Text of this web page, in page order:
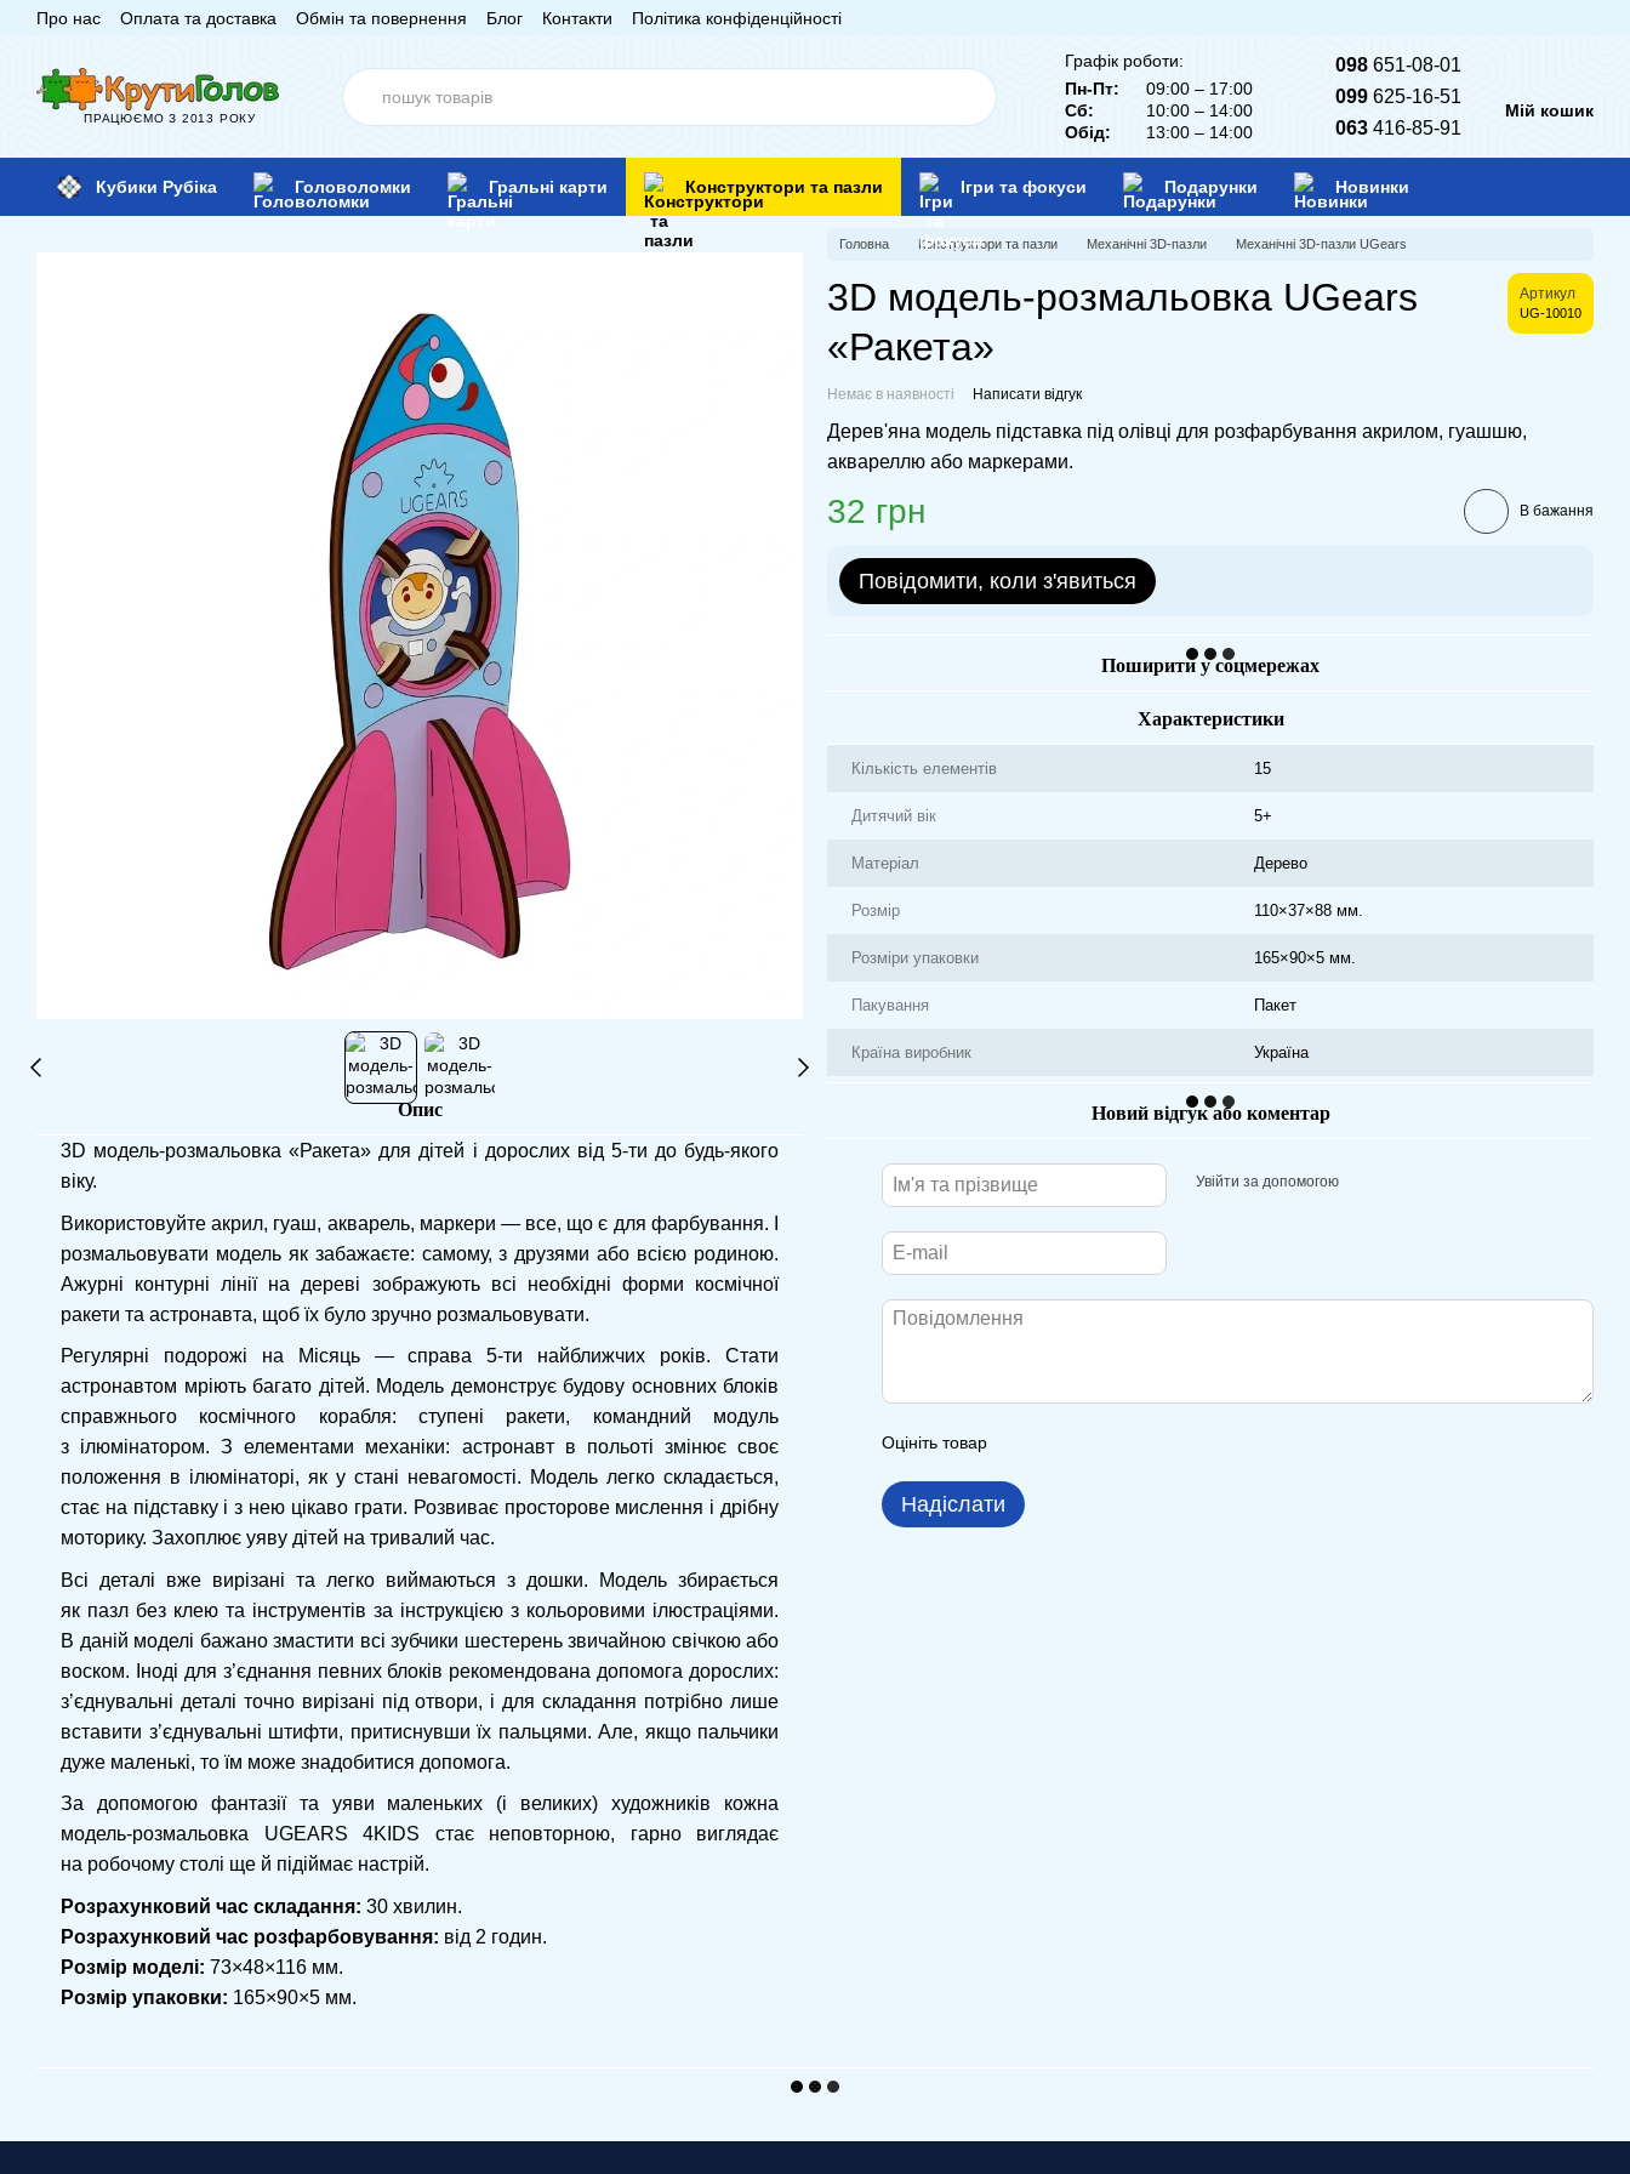
Перейти до основного контенту
Про нас Оплата та доставка Обмін та повернення Блог Контакти Політика конфіденційності
ПРАЦЮЄМО З 2013 РОКУ
Графік роботи:
Пн-Пт:
09:00 – 17:00
Сб:
10:00 – 14:00
Обід:
13:00 – 14:00
098 651-08-01
099 625-16-51
063 416-85-91
Мій кошик
Кубики Рубіка Головоломки Гральні карти Конструктори та пазли Ігри та фокуси Подарунки Новинки
Опис
3D модель-розмальовка «Ракета» для дітей і дорослих від 5-ти до будь-якого
віку.
Використовуйте акрил, гуаш, акварель, маркери — все, що є для фарбування. І
розмальовувати модель як забажаєте: самому, з друзями або всією родиною.
Ажурні контурні лінії на дереві зображують всі необхідні форми космічної
ракети та астронавта, щоб їх було зручно розмальовувати.
Регулярні подорожі на Місяць — справа 5-ти найближчих років. Стати
астронавтом мріють багато дітей. Модель демонструє будову основних блоків
справжнього космічного корабля: ступені ракети, командний модуль
з ілюмінатором. З елементами механіки: астронавт в польоті змінює своє
положення в ілюмінаторі, як у стані невагомості. Модель легко складається,
стає на підставку і з нею цікаво грати. Розвиває просторове мислення і дрібну
моторику. Захоплює уяву дітей на тривалий час.
Всі деталі вже вирізані та легко виймаються з дошки. Модель збирається
як пазл без клею та інструментів за інструкцією з кольоровими ілюстраціями.
В даній моделі бажано змастити всі зубчики шестерень звичайною свічкою або
воском. Іноді для з’єднання певних блоків рекомендована допомога дорослих:
з’єднувальні деталі точно вирізані під отвори, і для складання потрібно лише
вставити з’єднувальні штифти, притиснувши їх пальцями. Але, якщо пальчики
дуже маленькі, то їм може знадобитися допомога.
За допомогою фантазії та уяви маленьких (і великих) художників кожна
модель-розмальовка UGEARS 4KIDS стає неповторною, гарно виглядає
на робочому столі ще й підіймає настрій.
Розрахунковий час складання: 30 хвилин.
Розрахунковий час розфарбовування: від 2 годин.
Розмір моделі: 73×48×116 мм.
Розмір упаковки: 165×90×5 мм.
Головна Конструктори та пазли Механічні 3D-пазли Механічні 3D-пазли UGears
3D модель-розмальовка UGears
«Ракета»
Артикул
UG-10010
Немає в наявності Написати відгук
Дерев'яна модель підставка під олівці для розфарбування акрилом, гуашшю,
аквареллю або маркерами.
32 грн В бажання
Повідомити, коли з'явиться
Поширити у соцмережах
Характеристики
Кількість елементів 15
Дитячий вік 5+
Матеріал Дерево
Розмір 110×37×88 мм.
Розміри упаковки 165×90×5 мм.
Пакування Пакет
Країна виробник Україна
Новий відгук або коментар
Увійти за допомогою
Оцініть товар
Надіслати